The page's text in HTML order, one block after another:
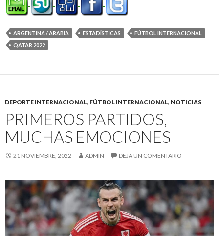
ARGENTINA / ARABIA ESTADÍSTICAS
FÚTBOL INTERNACIONAL
QATAR 2022
DEPORTE INTERNACIONAL, FÚTBOL INTERNACIONAL, NOTICIAS
PRIMEROS PARTIDOS,
MUCHAS EMOCIONES
21 NOVIEMBRE, 2022 ADMIN DEJA UN COMENTARIO